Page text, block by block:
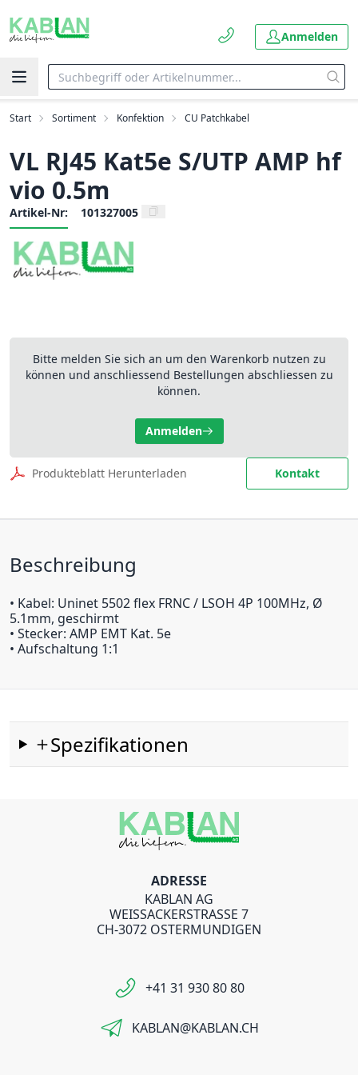
Anmelden
Start Sortiment Konfektion CU Patchkabel
VL RJ45 Kat5e S/UTP AMP hf
vio 0.5m
Artikel-Nr: 101327005
Bitte melden Sie sich an um den Warenkorb nutzen zu
können und anschliessend Bestellungen abschliessen zu
können.
Anmelden
Produkteblatt Herunterladen Kontakt
Beschreibung
• Kabel: Uninet 5502 flex FRNC / LSOH 4P 100MHz, Ø
5.1mm, geschirmt
• Stecker: AMP EMT Kat. 5e
• Aufschaltung 1:1
Spezifikationen
ADRESSE
KABLAN AG
WEISSACKERSTRASSE 7
CH-3072 OSTERMUNDIGEN
+41 31 930 80 80
KABLAN@KABLAN.CH